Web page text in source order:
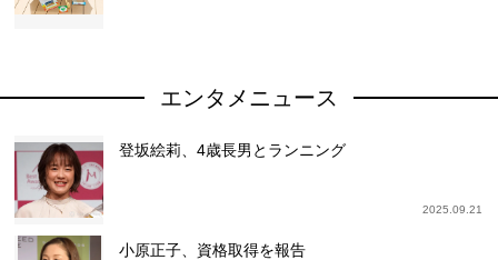
エンタメニュース
登坂絵莉、4歳長男とランニング
2025.09.21
小原正子、資格取得を報告